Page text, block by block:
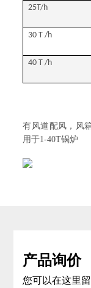
25T/h
30 T /h
40 T /h
有风道配风，风
用于1-40T锅炉
产品询价
您可以在这里